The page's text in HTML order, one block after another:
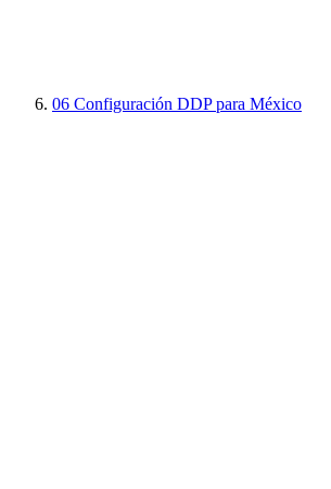
06 Configuración DDP para México